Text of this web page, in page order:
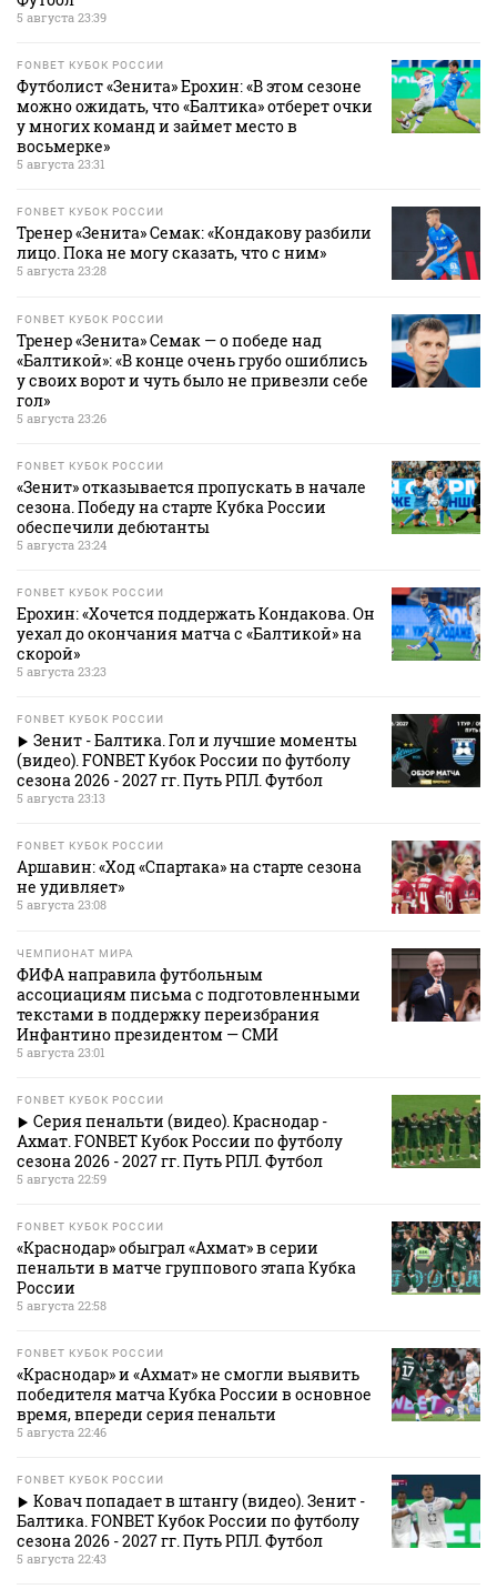
5 августа 23:39
FONBET КУБОК РОССИИ
Футболист «Зенита» Ерохин: «В этом сезоне
можно ожидать, что «Балтика» отберет очки
у многих команд и займет место в
восьмерке»
5 августа 23:31
FONBET КУБОК РОССИИ
Тренер «Зенита» Семак: «Кондакову разбили
лицо. Пока не могу сказать, что с ним»
5 августа 23:28
FONBET КУБОК РОССИИ
Тренер «Зенита» Семак — о победе над
«Балтикой»: «В конце очень грубо ошиблись
у своих ворот и чуть было не привезли себе
гол»
5 августа 23:26
FONBET КУБОК РОССИИ
«Зенит» отказывается пропускать в начале
сезона. Победу на старте Кубка России
обеспечили дебютанты
5 августа 23:24
FONBET КУБОК РОССИИ
Ерохин: «Хочется поддержать Кондакова. Он
уехал до окончания матча с «Балтикой» на
скорой»
5 августа 23:23
FONBET КУБОК РОССИИ
Зенит - Балтика. Гол и лучшие моменты
(видео). FONBET Кубок России по футболу
сезона 2026 - 2027 гг. Путь РПЛ. Футбол
5 августа 23:13
FONBET КУБОК РОССИИ
Аршавин: «Ход «Спартака» на старте сезона
не удивляет»
5 августа 23:08
ЧЕМПИОНАТ МИРА
ФИФА направила футбольным
ассоциациям письма с подготовленными
текстами в поддержку переизбрания
Инфантино президентом — СМИ
5 августа 23:01
FONBET КУБОК РОССИИ
Серия пенальти (видео). Краснодар -
Ахмат. FONBET Кубок России по футболу
сезона 2026 - 2027 гг. Путь РПЛ. Футбол
5 августа 22:59
FONBET КУБОК РОССИИ
«Краснодар» обыграл «Ахмат» в серии
пенальти в матче группового этапа Кубка
России
5 августа 22:58
FONBET КУБОК РОССИИ
«Краснодар» и «Ахмат» не смогли выявить
победителя матча Кубка России в основное
время, впереди серия пенальти
5 августа 22:46
FONBET КУБОК РОССИИ
Ковач попадает в штангу (видео). Зенит -
Балтика. FONBET Кубок России по футболу
сезона 2026 - 2027 гг. Путь РПЛ. Футбол
5 августа 22:43